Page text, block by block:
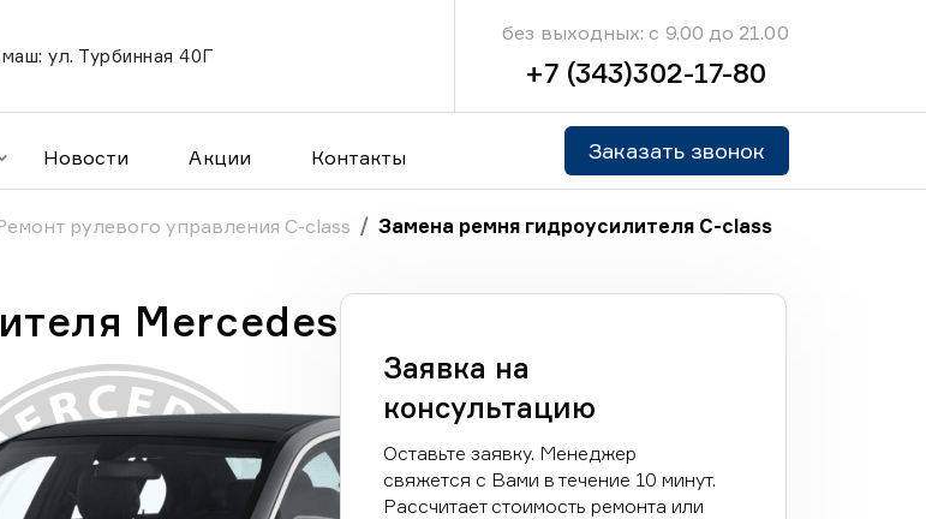
ул. Турбинная 40Г
без выходных: с 9.00 до 21.00
+7 (343)302-17-80
Новости Акции Контакты Заказать звонок
рулевого управления C-class Замена ремня гидроусилителя C-class
Mercedes
Заявка на
консультацию
Оставьте заявку. Менеджер
свяжется с Вами в течение 10 минут.
Рассчитает стоимость ремонта или